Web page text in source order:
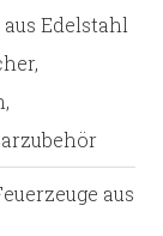
Edelstahl
aus